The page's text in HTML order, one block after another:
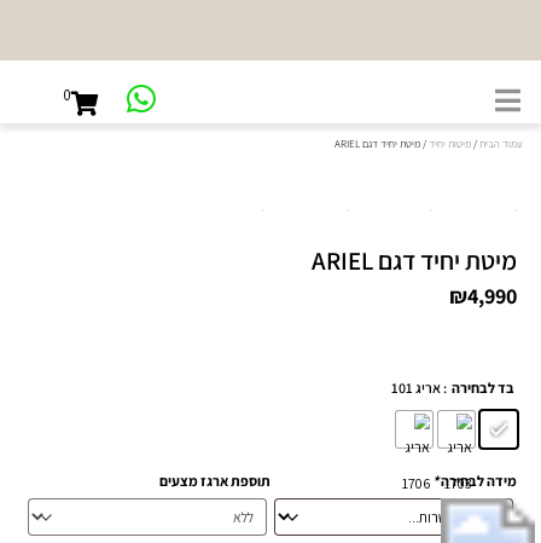
0
עמוד הבית/מיטות יחיד/ מיטת יחיד דגם ARIEL
בד לבחירה : אריג 101
מידה לבחירה* תוספת ארגז מצעים
מיטת יחיד דגם ARIEL
₪4,990